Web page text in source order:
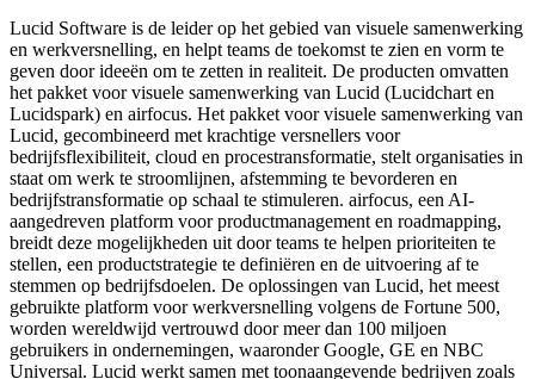
Lucid Software is de leider op het gebied van visuele samenwerking
en werkversnelling, en helpt teams de toekomst te zien en vorm te
geven door ideeën om te zetten in realiteit. De producten omvatten
het pakket voor visuele samenwerking van Lucid (Lucidchart en
Lucidspark) en airfocus. Het pakket voor visuele samenwerking van
Lucid, gecombineerd met krachtige versnellers voor
bedrijfsflexibiliteit, cloud en procestransformatie, stelt organisaties in
staat om werk te stroomlijnen, afstemming te bevorderen en
bedrijfstransformatie op schaal te stimuleren. airfocus, een AI-
aangedreven platform voor productmanagement en roadmapping,
breidt deze mogelijkheden uit door teams te helpen prioriteiten te
stellen, een productstrategie te definiëren en de uitvoering af te
stemmen op bedrijfsdoelen. De oplossingen van Lucid, het meest
gebruikte platform voor werkversnelling volgens de Fortune 500,
worden wereldwijd vertrouwd door meer dan 100 miljoen
gebruikers in ondernemingen, waaronder Google, GE en NBC
Universal. Lucid werkt samen met toonaangevende bedrijven zoals